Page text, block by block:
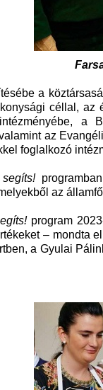
a
céllal, az
a
az
foglalkozó
az
program
– mondta
a Gyulai